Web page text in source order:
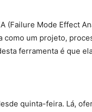
(Failure Mode Effect
como um projeto,
ferramenta é que
quinta-feira. Lá,